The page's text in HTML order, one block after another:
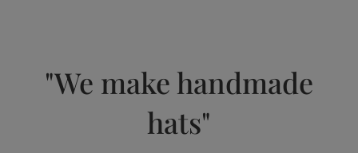
"We make handmade
hats"